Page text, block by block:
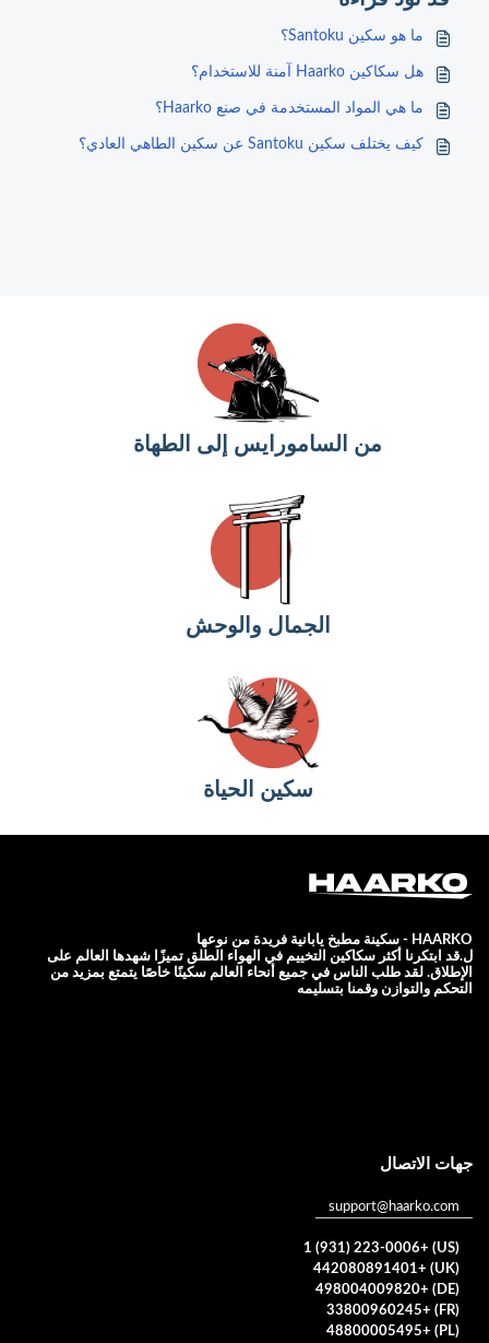
ما هو سكين Santoku؟
هل سكاكين Haarko آمنة للاستخدام؟
ما هي المواد المستخدمة في صنع Haarko؟
كيف يختلف سكين Santoku عن سكين الطاهي العادي؟
من السامورايس إلى الطهاة
الجمال والوحش
سكين الحياة
HAARKO - سكينة مطبخ يابانية فريدة من نوعها
ل.قد ابتكرنا أكثر سكاكين التخييم في الهواء الطلق تميزًا شهدها العالم على
الإطلاق. لقد طلب الناس في جميع أنحاء العالم سكينًا خاصًا يتمتع بمزيد من
التحكم والتوازن وقمنا بتسليمه
جهات الاتصال
support@haarko.com
(US) +1 (931) 223-0006
(UK) +442080891401
(DE) +498004009820
(FR) +33800960245
(PL) +48800005495